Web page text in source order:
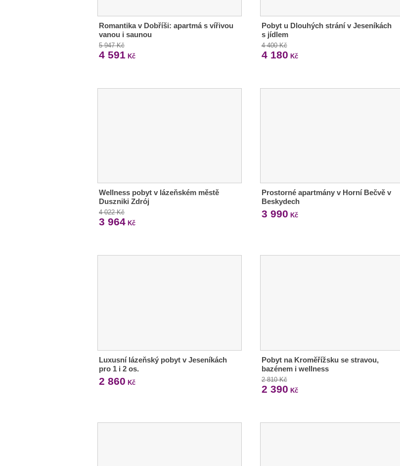
Romantika v Dobříši: apartmá s vířivou
vanou i saunou
5 947 Kč
4 591 Kč
Pobyt u Dlouhých strání v Jeseníkách
s jídlem
4 400 Kč
4 180 Kč
Wellness pobyt v lázeňském městě
Duszniki Zdrój
4 022 Kč
3 964 Kč
Prostorné apartmány v Horní Bečvě v
Beskydech
3 990 Kč
Luxusní lázeňský pobyt v Jeseníkách
pro 1 i 2 os.
2 860 Kč
Pobyt na Kroměřížsku se stravou,
bazénem i wellness
2 810 Kč
2 390 Kč